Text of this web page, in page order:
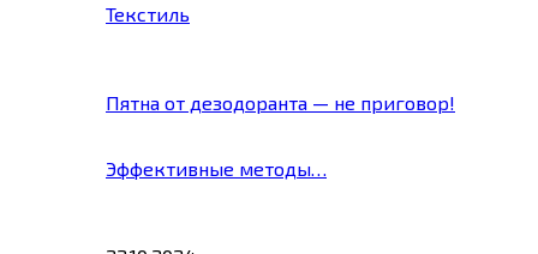
Текстиль
Пятна от дезодоранта — не приговор!
Эффективные методы…